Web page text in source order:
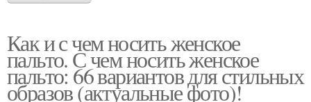
Как и с чем носить женское
пальто. С чем носить женское
пальто: 66 вариантов для стильных
образов (актуальные фото)!